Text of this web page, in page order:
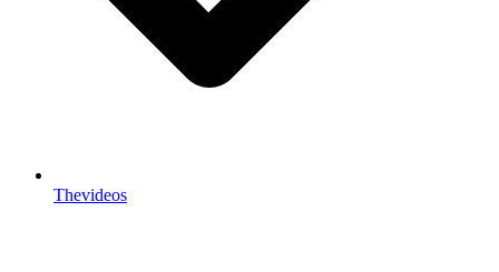
Thevideos